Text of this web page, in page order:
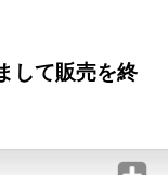
して販売を終